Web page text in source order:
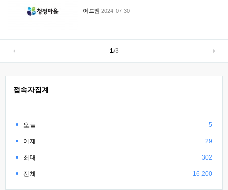
이드엠 2024-07-30
1/3
접속자집계
오늘 5
어제 29
최대 302
전체 16,200